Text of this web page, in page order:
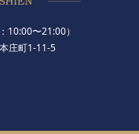
10:00〜21:00）
庄町1-11-5